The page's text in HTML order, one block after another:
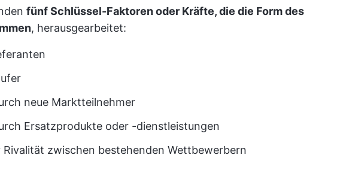
fünf Schlüssel-Faktoren oder Kräfte, die die Form des
, herausgearbeitet:
neue Marktteilnehmer
Ersatzprodukte oder -dienstleistungen
zwischen bestehenden Wettbewerbern